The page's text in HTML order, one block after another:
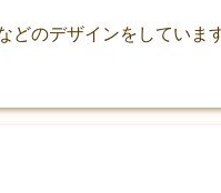
どのデザインをしていま